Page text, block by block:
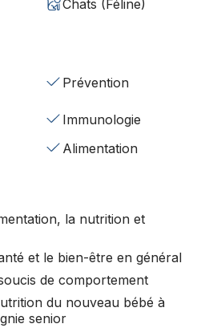
Chats (Féline)
Prévention
Immunologie
Alimentation
la nutrition et
et le bien-être en général
de comportement
du nouveau bébé à
senior